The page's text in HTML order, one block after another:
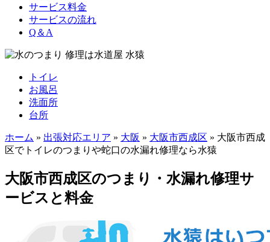
サービス料金
サービスの流れ
Q＆A
トイレ
お風呂
洗面所
台所
ホーム » 出張対応エリア » 大阪 » 大阪市西成区 » 大阪市西成
区でトイレのつまりや蛇口の水漏れ修理なら水猿
大阪市西成区のつまり・水漏れ修理サ
ービスと料金